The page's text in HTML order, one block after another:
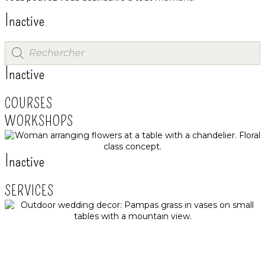
Inactive
Inactive
COURSES
WORKSHOPS
Inactive
SERVICES